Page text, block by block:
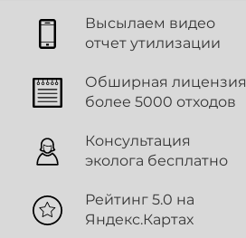
Высылаем видео
отчет утилизации
Обширная лицензия
более 5000 отходов
Консультация
эколога бесплатно
Рейтинг 5.0 на
Яндекс.Картах